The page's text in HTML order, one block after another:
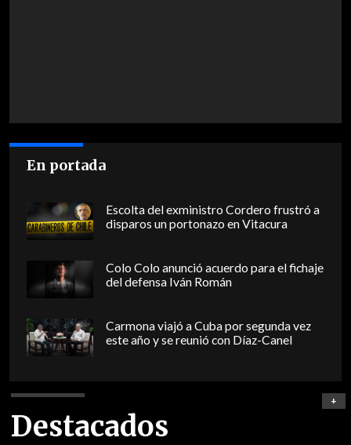
En portada
Escolta del exministro Cordero frustró a
disparos un portonazo en Vitacura
Colo Colo anunció acuerdo para el fichaje
del defensa Iván Román
Carmona viajó a Cuba por segunda vez
este año y se reunió con Díaz-Canel
Destacados
+